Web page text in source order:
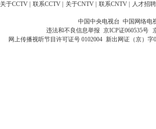
关于CCTV 联系CCTV 关于CNTV 联系CNTV 人才招聘
中国中央电视台 中国网络电
违法和不良信息举报 京ICP证060535号
网上传播视听节目许可证号 0102004 新出网证（京）